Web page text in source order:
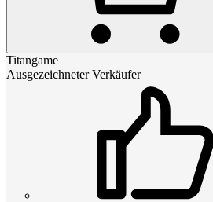
Titangame
Ausgezeichneter Verkäufer